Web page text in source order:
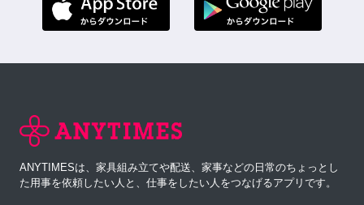
ANYTIMESは、家具組み立てや配送、家事などの日常のちょっとし
た用事を依頼したい人と、仕事をしたい人をつなげるアプリです。